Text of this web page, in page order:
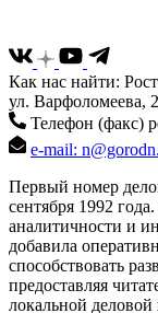
Как нас найти:
ул. Варфоломеева,
Телефон (факс)
e-mail:
Первый номер
сентября 1992
аналитичности и
добавила
способствовать
предоставляя
локальной